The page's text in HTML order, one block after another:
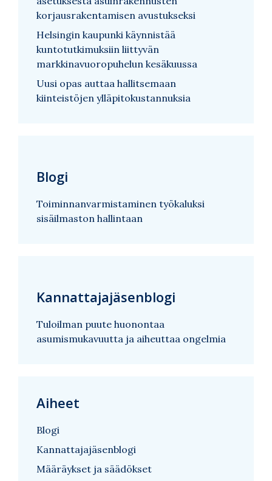
korjausrakentamisen avustukseksi
Helsingin kaupunki käynnistää
kuntotutkimuksiin liittyvän
markkinavuoropuhelun kesäkuussa
Uusi opas auttaa hallitsemaan
kiinteistöjen ylläpitokustannuksia
Blogi
Toiminnanvarmistaminen työkaluksi
sisäilmaston hallintaan
Kannattajajäsenblogi
Tuloilman puute huonontaa
asumismukavuutta ja aiheuttaa ongelmia
Aiheet
Blogi
Kannattajajäsenblogi
Määräykset ja säädökset